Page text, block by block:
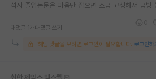
석사 졸업논문은 마음만 잡으면 조금 고생해서 금방
대댓글 1개 대댓글 쓰기
해당 댓글을 보려면 로그인이 필요합니다. 로그인하
취한 제임스 맥스웰